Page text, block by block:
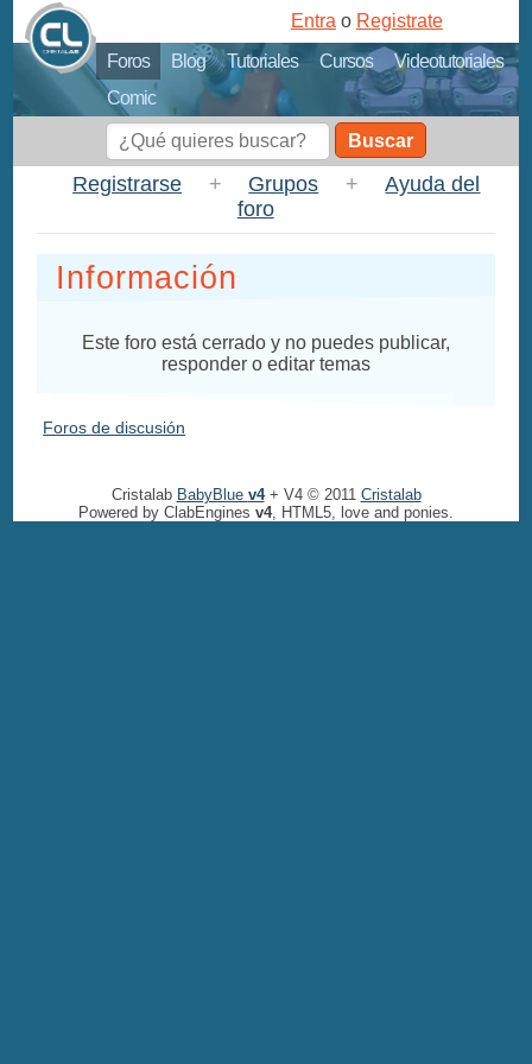
Foros Blog Tutoriales Cursos
Videotutoriales
Comic
Entra o Registrate
Buscar
Registrarse + Grupos +
Ayuda del
foro
Información
Este foro está cerrado y no puedes publicar,
responder o editar temas
Foros de discusión
Cristalab BabyBlue v4+ V4 © 2011 Cristalab
Powered by ClabEngines v4, HTML5, love and ponies.